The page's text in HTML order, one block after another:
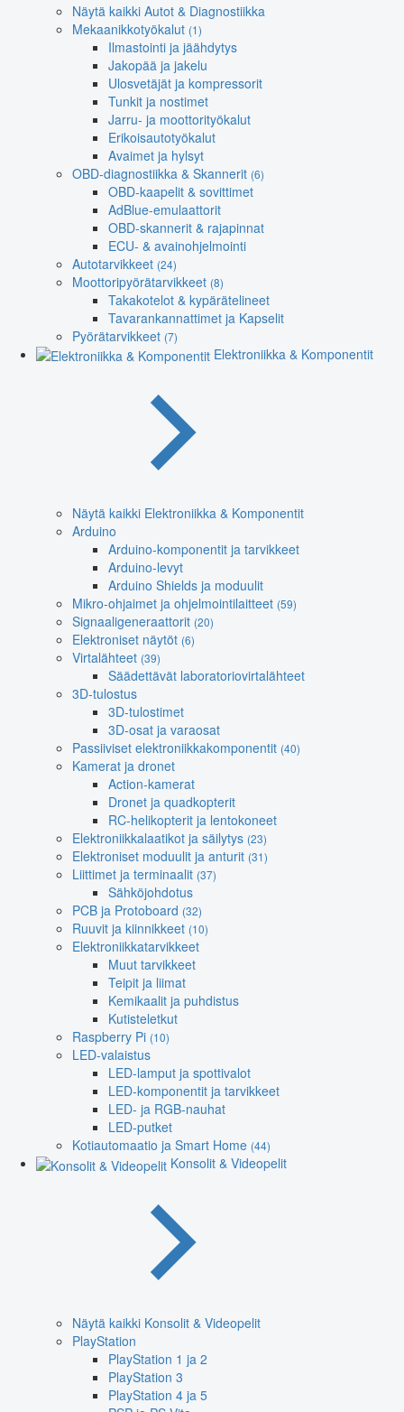
Näytä kaikki Autot & Diagnostiikka
Mekaanikkotyökalut (1)
Ilmastointi ja jäähdytys
Jakopää ja jakelu
Ulosvetäjät ja kompressorit
Tunkit ja nostimet
Jarru- ja moottorityökalut
Erikoisautotyökalut
Avaimet ja hylsyt
OBD-diagnostiikka & Skannerit (6)
OBD-kaapelit & sovittimet
AdBlue-emulaattorit
OBD-skannerit & rajapinnat
ECU- & avainohjelmointi
Autotarvikkeet (24)
Moottoripyörätarvikkeet (8)
Takakotelot & kypärätelineet
Tavarankannattimet ja Kapselit
Pyörätarvikkeet (7)
Elektroniikka & Komponentit
Näytä kaikki Elektroniikka & Komponentit
Arduino
Arduino-komponentit ja tarvikkeet
Arduino-levyt
Arduino Shields ja moduulit
Mikro-ohjaimet ja ohjelmointilaitteet (59)
Signaaligeneraattorit (20)
Elektroniset näytöt (6)
Virtalähteet (39)
Säädettävät laboratoriovirtalähteet
3D-tulostus
3D-tulostimet
3D-osat ja varaosat
Passiiviset elektroniikkakomponentit (40)
Kamerat ja dronet
Action-kamerat
Dronet ja quadkopterit
RC-helikopterit ja lentokoneet
Elektroniikkalaatikot ja säilytys (23)
Elektroniset moduulit ja anturit (31)
Liittimet ja terminaalit (37)
Sähköjohdotus
PCB ja Protoboard (32)
Ruuvit ja kiinnikkeet (10)
Elektroniikkatarvikkeet
Muut tarvikkeet
Teipit ja liimat
Kemikaalit ja puhdistus
Kutisteletkut
Raspberry Pi (10)
LED-valaistus
LED-lamput ja spottivalot
LED-komponentit ja tarvikkeet
LED- ja RGB-nauhat
LED-putket
Kotiautomaatio ja Smart Home (44)
Konsolit & Videopelit
Näytä kaikki Konsolit & Videopelit
PlayStation
PlayStation 1 ja 2
PlayStation 3
PlayStation 4 ja 5